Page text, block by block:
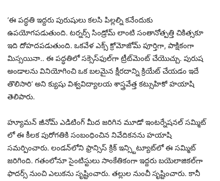
‘ఈ పద్ధతి ఇద్దరు పురుషులు కలసి పిల్లల్ని కనేందుకు
ఉపయోగపడుతుంది. టర్నర్స్ సిండ్రోమ్ లాంటి సంతానోత్పత్తి చికిత్సకూ
ఇది దోహదపడుతుంది. ఒకవేళ ఎక్స్​ క్రోమోజోమ్​ పూర్తిగా, పాక్షికంగా
మిస్సయినా.. ఈ పద్ధతిలో సక్సెస్​ఫుల్​గా ట్రీట్​మెంట్ చేయొచ్చు. పురుష
అండాలను వినియోగించి ఒక బలమైన క్షీరదాన్ని క్రియేట్ చేయడం ఇదే
తొలిసారి’ అని క్యుషు విశ్వవిద్యాలయ శాస్త్రవేత్త కట్సుహికో హయాషి
తెలిపారు.
హ్యూమన్​ జీనోమ్ ఎడిటింగ్​ మీద జరిగిన మూడో ఇంటర్నేషనల్ సమ్మిట్​
లో ఈ కీలక పురోగతికి సంబంధించిన నివేదికనను హయాషి
సమర్పించారు. లండన్​లోని ఫ్రాన్సిస్ క్రిక్ ఇన్స్టిట్యూట్​లో ఈ సమ్మిట్
జరిగింది. గతంలోనూ సైంటిస్టులు సాంకేతికంగా ఇద్దరు బయెలాజికల్​గా
ఫాదర్స్ నుంచి ఎలుకను సృష్టించారు. తల్లుల నుంచీ సృష్టించారు. కానీ